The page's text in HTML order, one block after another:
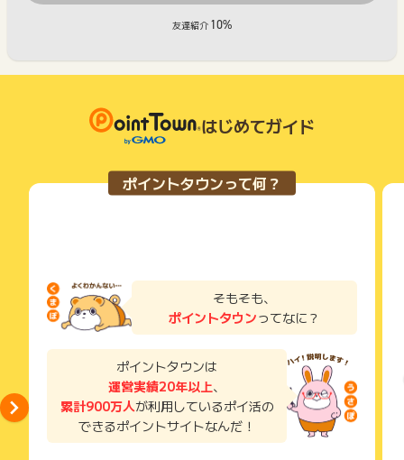
友達紹介 10%
はじめてガイド
ポイントタウンって何？
そもそも、
ポイントタウンってなに？
ポイントタウンは
運営実績20年以上、
累計900万人が利用しているポイ活の
できるポイントサイトなんだ！